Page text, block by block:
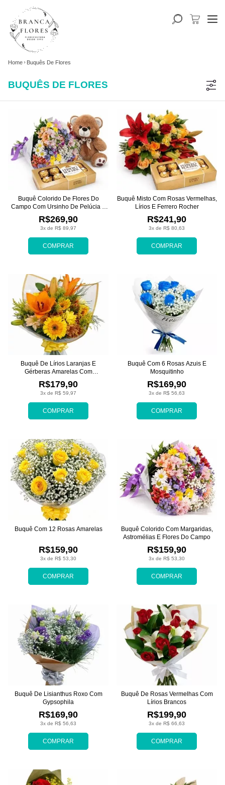
Home Buquês De Flores
BUQUÊS DE FLORES
COMPRAR
3x de R$ 89,97
R$269,90
Buquê Colorido De Flores Do
Campo Com Ursinho De Pelúcia E
Ferrero Rocher
COMPRAR
3x de R$ 80,63
R$241,90
Buquê Misto Com Rosas Vermelhas,
Lírios E Ferrero Rocher
COMPRAR
3x de R$ 59,97
R$179,90
Buquê De Lírios Laranjas E
Gérberas Amarelas Com
Crisântemos
COMPRAR
3x de R$ 56,63
R$169,90
Buquê Com 6 Rosas Azuis E
Mosquitinho
COMPRAR
3x de R$ 53,30
R$159,90
Buquê Com 12 Rosas Amarelas
COMPRAR
3x de R$ 53,30
R$159,90
Buquê Colorido Com Margaridas,
Astromélias E Flores Do Campo
COMPRAR
3x de R$ 56,63
R$169,90
Buquê De Lisianthus Roxo Com
Gypsophila
COMPRAR
3x de R$ 66,63
R$199,90
Buquê De Rosas Vermelhas Com
Lírios Brancos